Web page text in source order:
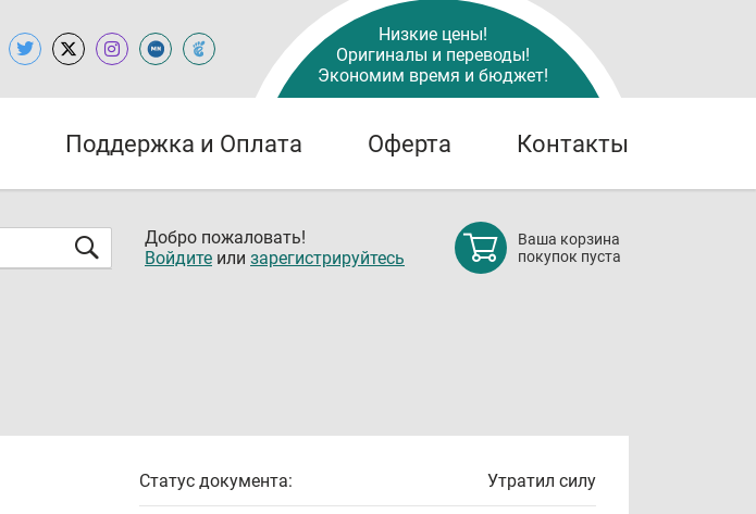
Низкие цены!
Оригиналы и переводы!
Экономим время и бюджет!
Поддержка и Оплата Оферта Контакты
Добро пожаловать!
Войдите или зарегистрируйтесь
Ваша корзина
покупок пуста
Статус документа: Утратил силу